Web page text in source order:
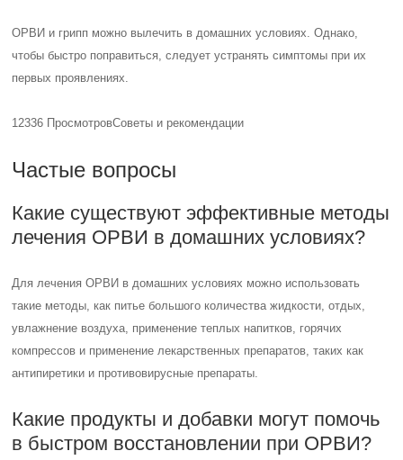
ОРВИ и грипп можно вылечить в домашних условиях. Однако,
чтобы быстро поправиться, следует устранять симптомы при их
первых проявлениях.
12336 ПросмотровСоветы и рекомендации
Частые вопросы
Какие существуют эффективные методы
лечения ОРВИ в домашних условиях?
Для лечения ОРВИ в домашних условиях можно использовать
такие методы, как питье большого количества жидкости, отдых,
увлажнение воздуха, применение теплых напитков, горячих
компрессов и применение лекарственных препаратов, таких как
антипиретики и противовирусные препараты.
Какие продукты и добавки могут помочь
в быстром восстановлении при ОРВИ?